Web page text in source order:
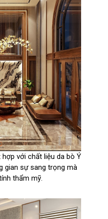
với chất liệu da bò Ý
gian sự sang trọng mà
thẩm mỹ.